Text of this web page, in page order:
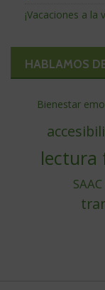
¡Vacaciones a la
HABLAMOS
Bienestar
lectura
SAAC